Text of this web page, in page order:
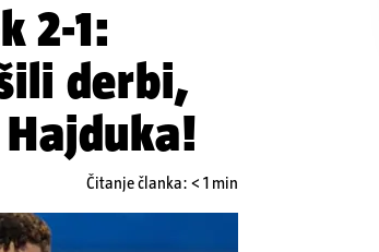
2-1:
derbi,
Čitanje članka: < 1 min